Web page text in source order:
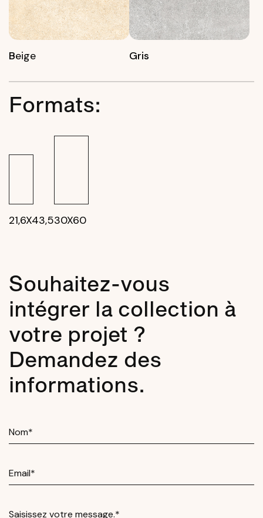
Beige Gris
Formats:
21,6X43,530X60
Souhaitez-vous
intégrer la collection à
votre projet ?
Demandez des
informations.